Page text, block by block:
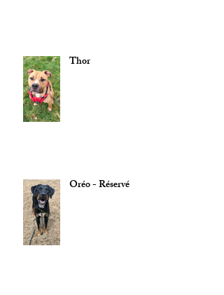
Thor
Oréo - Réservé